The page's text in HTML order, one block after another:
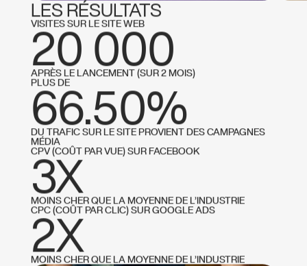
LES RÉSULTATS
VISITES SUR LE SITE WEB
20 000
APRÈS LE LANCEMENT (SUR 2 MOIS)
PLUS DE
66.50%
DU TRAFIC SUR LE SITE PROVIENT DES CAMPAGNES
MÉDIA
CPV (COÛT PAR VUE) SUR FACEBOOK
3X
MOINS CHER QUE LA MOYENNE DE L’INDUSTRIE
CPC (COÛT PAR CLIC) SUR GOOGLE ADS
2X
MOINS CHER QUE LA MOYENNE DE L’INDUSTRIE